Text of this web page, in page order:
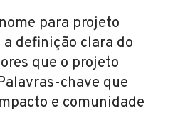
para projeto
definição clara do
que o projeto
chave que
e comunidade